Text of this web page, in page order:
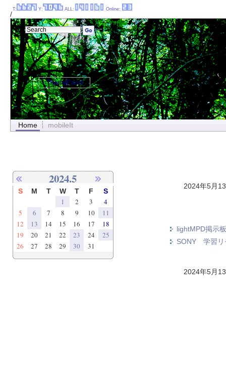
/
Home mobileIt
2024年5月
lightMPD掲示板
SONY 学習リ
2024年5月
2024.5
S M T W T F S
1 2 3
4
5
6 7 8 9 10
11
12
13 14 15 16 17
18
19
20 21 22 23 24
25
26
27 28 29 30 31
T: Y: ALL: Online:
ThemePanel